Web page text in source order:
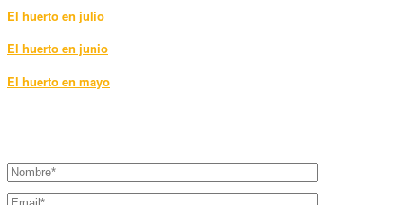
El huerto en julio
El huerto en junio
El huerto en mayo